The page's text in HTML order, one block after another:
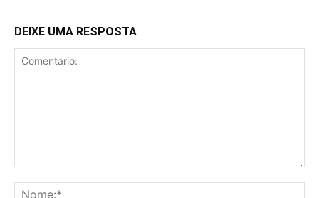
DEIXE UMA RESPOSTA